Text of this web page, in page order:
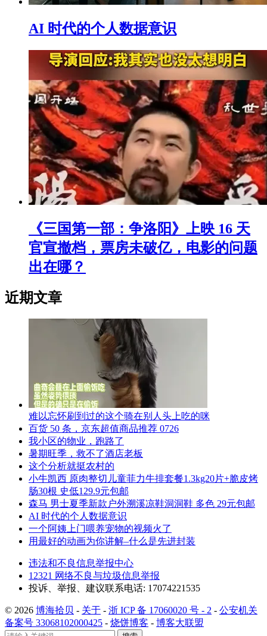
AI 时代的个人数据意识
《三国第一部：争洛阳》上映 16 天
官宣撤档，票房未破亿，电影的问题
出在哪？
近期文章
难以忘怀刷到过的这个骑在别人头上吃的咪
百货 50 条，京东超值商品推荐 0726
我小区的物业，跑路了
暑期旺季，救不了酒店老板
这个分析就挺农村的
小牛凯西 原肉整切儿童菲力牛排套餐1.3kg20片+脆皮烤
肠30根 史低129.9元包邮
森马 男士夏季新款户外溯溪凉鞋洞洞鞋 多色 29元包邮
AI 时代的个人数据意识
一个阿姨上门喂养宠物的视频火了
用最好的动画为你讲解–什么是先进封装
违法和不良信息举报中心
12321 网络不良与垃圾信息举报
投诉、举报、建议联系电话: 17074221535
© 2026 博海拾贝 - 关于 - 浙 ICP 备 17060020 号 - 2 - 公安机关
备案号 33068102000425 - 烧饼博客 - 博客大联盟